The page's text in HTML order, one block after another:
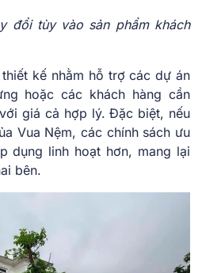
đổi tùy vào sản phẩm khách
kế nhằm hỗ trợ các dự án
hoặc các khách hàng cần
giá cả hợp lý. Đặc biệt, nếu
Vua Nệm, các chính sách ưu
dụng linh hoạt hơn, mang lại
bên.